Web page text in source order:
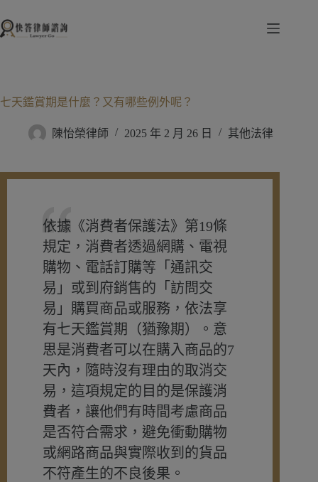
至
容
七天鑑賞期是什麼？又有哪些例外呢？
陳怡榮律師 2025 年 2 月 26 日 其他法律
依據《消費者保護法》第19條
規定，消費者透過網購、電視
購物、電話訂購等「通訊交
易」或到府銷售的「訪問交
易」購買商品或服務，依法享
有七天鑑賞期（猶豫期）。意
思是消費者可以在購入商品的7
天內，隨時沒有理由的取消交
易，這項規定的目的是保護消
費者，讓他們有時間考慮商品
是否符合需求，避免衝動購物
或網路商品與實際收到的貨品
不符產生的不良後果。